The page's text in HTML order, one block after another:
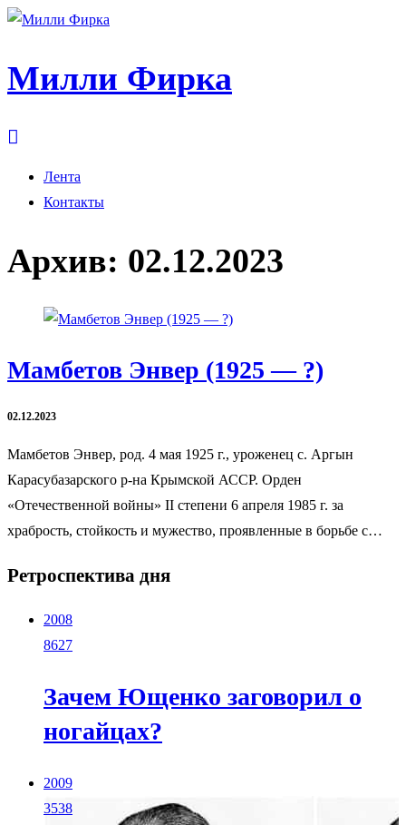
Милли Фирка
Лента
Контакты
Архив: 02.12.2023
Мамбетов Энвер (1925 — ?)
02.12.2023
Мамбетов Энвер, род. 4 мая 1925 г., уроженец с. Аргын
Карасубазарского р-на Крымской АССР. Орден
«Отечественной войны» II степени 6 апреля 1985 г. за
храбрость, стойкость и мужество, проявленные в борьбе с…
Ретроспектива дня
2008
8627
Зачем Ющенко заговорил о
ногайцах?
2009
3538